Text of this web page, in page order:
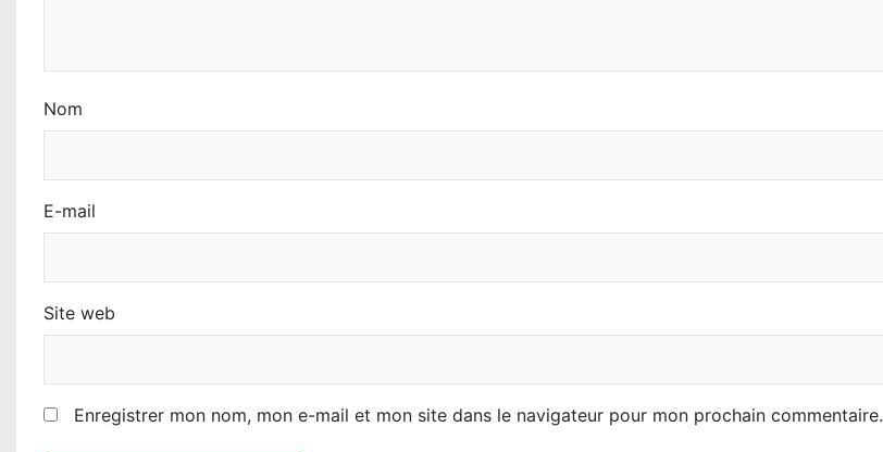
Nom
E-mail
Site web
Enregistrer mon nom, mon e-mail et mon site dans le navigateur pour mon prochain commentaire.